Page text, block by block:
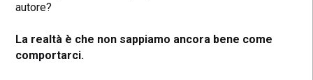
autore?
La realtà è che non sappiamo ancora bene come
comportarci.